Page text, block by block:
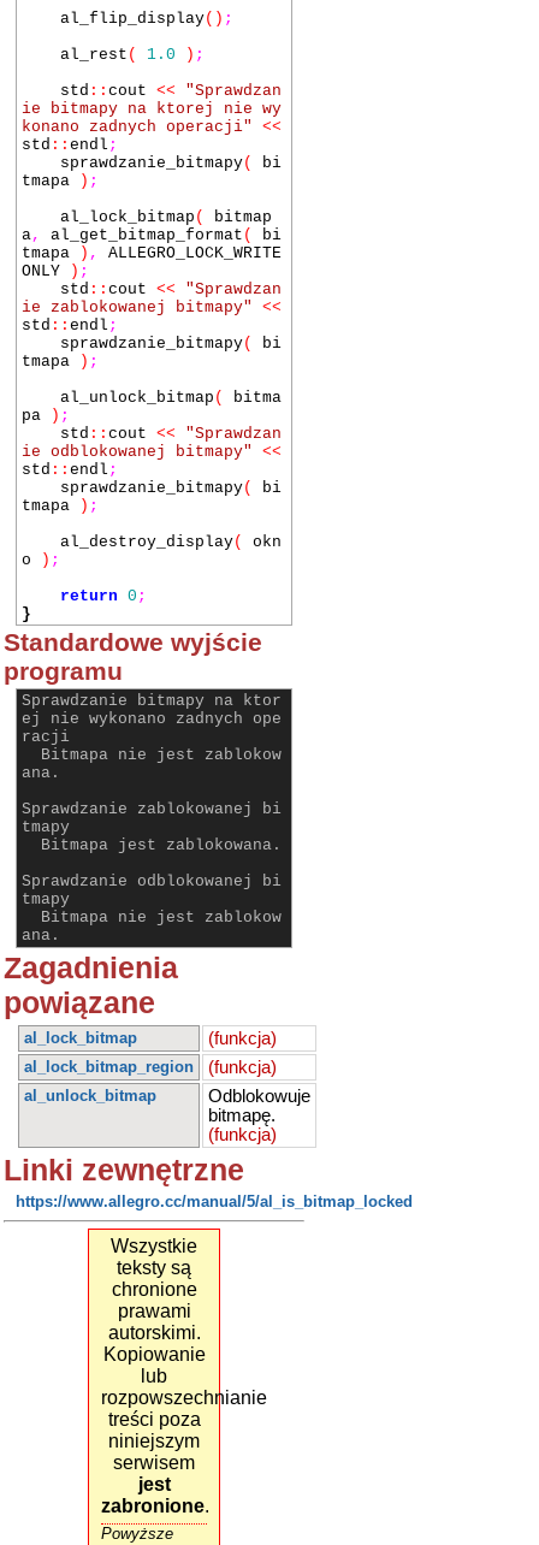
al_flip_display() ;
al_rest ( 1.0 ) ;
std :: cout <<
"Sprawdzan
ie bitmapy na ktorej nie wy
konano zadnych operacji"
<<
std :: endl ;
sprawdzanie_bitmapy(
bi
tmapa
) ;
al_lock_bitmap (
bitmap
a, al_get_bitmap_format (
bi
tmapa
) ,
ALLEGRO_LOCK_WRITE
ONLY
) ;
std :: cout <<
"Sprawdzan
ie zablokowanej bitmapy"
<<
std :: endl ;
sprawdzanie_bitmapy(
bi
tmapa
) ;
al_unlock_bitmap (
bitma
pa
) ;
std :: cout <<
"Sprawdzan
ie odblokowanej bitmapy"
<<
std :: endl ;
sprawdzanie_bitmapy(
bi
tmapa
) ;
al_destroy_display(
okn
o
) ;
return 0 ;
}
Standardowe wyjście
programu
Sprawdzanie bitmapy na ktor
ej nie wykonano zadnych ope
racji
Bitmapa nie jest zablokow
ana.
Sprawdzanie zablokowanej bi
tmapy
Bitmapa jest zablokowana.
Sprawdzanie odblokowanej bi
tmapy
Bitmapa nie jest zablokow
ana.
Zagadnienia
powiązane
al_lock_bitmap (funkcja)
al_lock_bitmap_region (funkcja)
al_unlock_bitmap
Odblokowuje
bitmapę.
(funkcja)
Linki zewnętrzne
https://www.allegro.cc/manual/5/al_is_bitmap_locked
Wszystkie
teksty są
chronione
prawami
autorskimi.
Kopiowanie
lub
rozpowszechnianie
treści poza
niniejszym
serwisem
jest
zabronione.
Powyższe